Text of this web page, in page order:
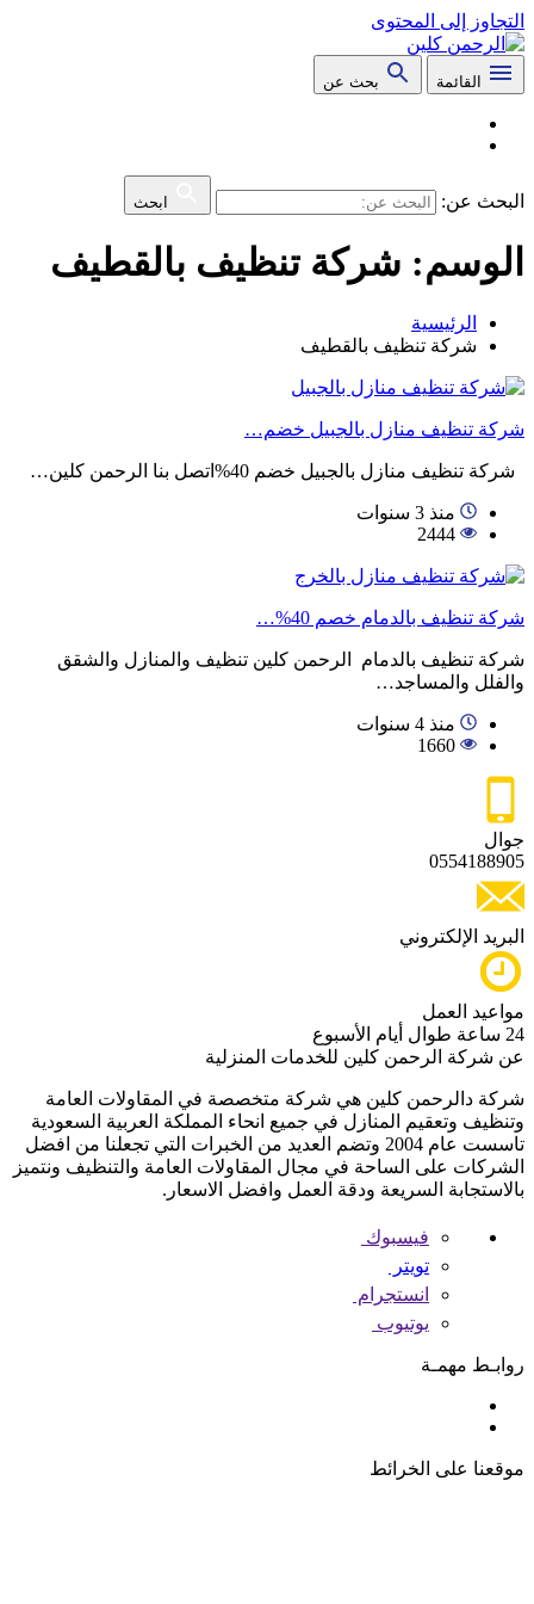
التجاوز إلى المحتوى
القائمة بحث عن
البحث عن: ابحث
الوسم: شركة تنظيف بالقطيف
الرئيسية
شركة تنظيف بالقطيف
شركة تنظيف منازل بالجبيل خضم…
شركة تنظيف منازل بالجبيل خضم 40%اتصل بنا الرحمن كلين…
منذ 3 سنوات
2444
شركة تنظيف بالدمام خصم 40%…
شركة تنظيف بالدمام الرحمن كلين تنظيف والمنازل والشقق
والفلل والمساجد…
منذ 4 سنوات
1660
جوال
0554188905
البريد الإلكتروني
مواعيد العمل
24 ساعة طوال أيام الأسبوع
عن شركة الرحمن كلين للخدمات المنزلية
شركة دالرحمن كلين هي شركة متخصصة في المقاولات العامة
وتنظيف وتعقيم المنازل في جميع انحاء المملكة العربية السعودية
تاسست عام 2004 وتضم العديد من الخبرات التي تجعلنا من افضل
الشركات على الساحة في مجال المقاولات العامة والتنظيف ونتميز
بالاستجابة السريعة ودقة العمل وافضل الاسعار.
فيسبوك
تويتر
انستجرام
يوتيوب
روابـط مهمـة
موقعنا على الخرائط